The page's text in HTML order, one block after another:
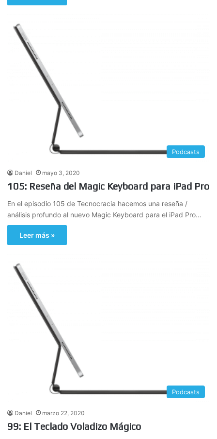
Podcasts
Daniel mayo 3, 2020
105: Reseña del Magic Keyboard para iPad Pro
En el episodio 105 de Tecnocracia hacemos una reseña /
análisis profundo al nuevo Magic Keyboard para el iPad Pro…
Leer más »
Podcasts
Daniel marzo 22, 2020
99: El Teclado Voladizo Mágico